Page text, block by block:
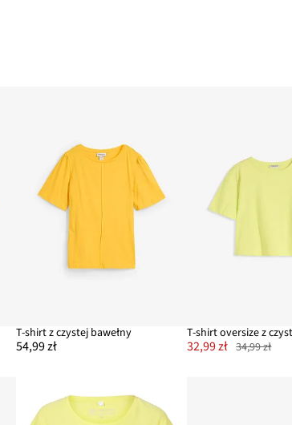
T-shirt z czystej bawełny
54,99 zł 32,99 zł 34,99 zł